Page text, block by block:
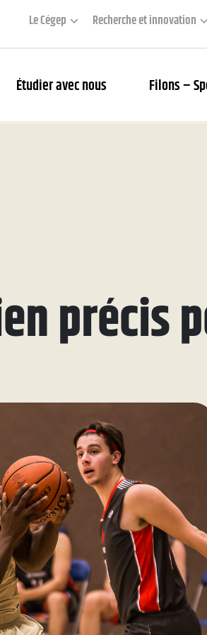
Le Cégep Recherche et innovation
Étudier avec nous Filons –
précis